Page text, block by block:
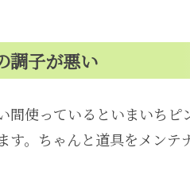
調子が悪い
間使っているといまいち
す。ちゃんと道具をメン